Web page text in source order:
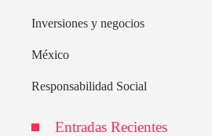
Inversiones y negocios
México
Responsabilidad Social
Entradas Recientes